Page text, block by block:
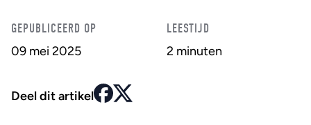
GEPUBLICEERD OP
09 mei 2025
LEESTIJD
2 minuten
Deel dit artikel